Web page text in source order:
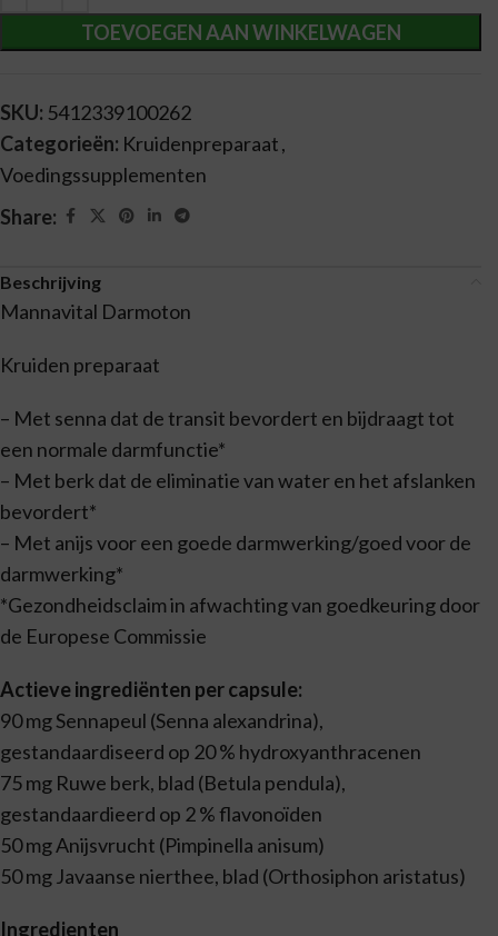
TOEVOEGEN AAN WINKELWAGEN
SKU: 5412339100262
Categorieën: Kruidenpreparaat,
Voedingssupplementen
Share:
Beschrijving
Mannavital Darmoton
Kruiden preparaat
– Met senna dat de transit bevordert en bijdraagt tot
een normale darmfunctie*
– Met berk dat de eliminatie van water en het afslanken
bevordert*
– Met anijs voor een goede darmwerking/goed voor de
darmwerking*
*Gezondheidsclaim in afwachting van goedkeuring door
de Europese Commissie
Actieve ingrediënten per capsule:
90 mg Sennapeul (Senna alexandrina),
gestandaardiseerd op 20 % hydroxyanthracenen
75 mg Ruwe berk, blad (Betula pendula),
gestandaardieerd op 2 % flavonoïden
50 mg Anijsvrucht (Pimpinella anisum)
50 mg Javaanse nierthee, blad (Orthosiphon aristatus)
Ingredienten